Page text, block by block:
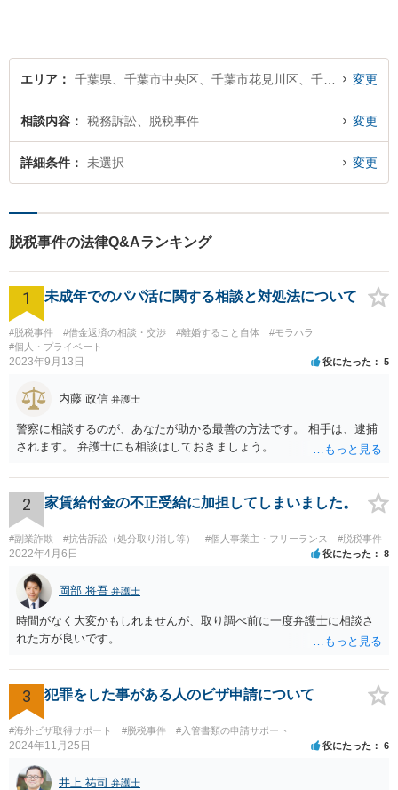
間面談可】
エリア
変更
相談内容 税務訴訟、脱税事件 変更
詳細条件 未選択 変更
脱税事件の法律Q&Aランキング
1 未成年でのパパ活に関する相談と対処法について
#脱税事件 #借金返済の相談・交渉 #離婚すること自体
#モラハラ
#個人・プライベート
2023年9月13日 役にたった 5
内藤 政信 弁護士
警察に相談するのが、あなたが助かる最善の方法です。 相手は、逮捕
されます。 弁護士にも相談はしておきましょう。
2 家賃給付金の不正受給に加担してしまいました。
#副業詐欺 #抗告訴訟（処分取り消し等） #個人事業主・フリーランス #脱税事件
2022年4月6日 役にたった 8
岡部 将吾 弁護士
時間がなく大変かもしれませんが、取り調べ前に一度弁護士に相談さ
れた方が良いです。
3 犯罪をした事がある人のビザ申請について
#海外ビザ取得サポート #脱税事件 #入管書類の申請サポート
2024年11月25日 役にたった 6
井上 祐司 弁護士